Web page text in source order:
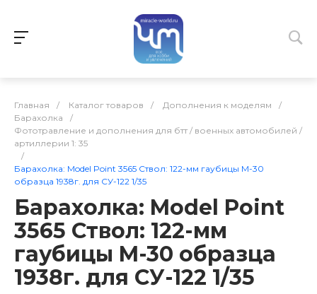
Главная / Каталог товаров / Дополнения к моделям
/
Барахолка
/
Фототравление и дополнения для бтт / военных автомобилей /
артиллерии 1: 35
/
Барахолка: Model Point 3565 Ствол: 122-мм гаубицы M-30
образца 1938г. для СУ-122 1/35
Барахолка: Model Point
3565 Ствол: 122-мм
гаубицы M-30 образца
1938г. для СУ-122 1/35